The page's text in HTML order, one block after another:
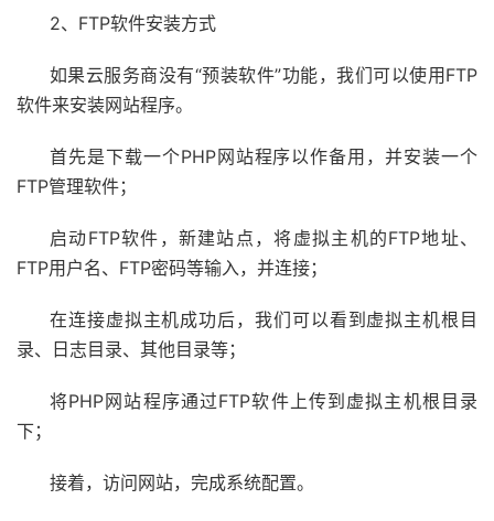
2、FTP软件安装方式
如果云服务商没有“预装软件”功能，我们可以使用FTP
软件来安装网站程序。
首先是下载一个PHP网站程序以作备用，并安装一个
FTP管理软件；
启动FTP软件，新建站点，将虚拟主机的FTP地址、
FTP用户名、FTP密码等输入，并连接；
在连接虚拟主机成功后，我们可以看到虚拟主机根目
录、日志目录、其他目录等；
将PHP网站程序通过FTP软件上传到虚拟主机根目录
下；
接着，访问网站，完成系统配置。